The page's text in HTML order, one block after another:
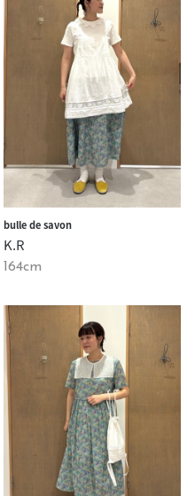
bulle de savon
K.R
164cm